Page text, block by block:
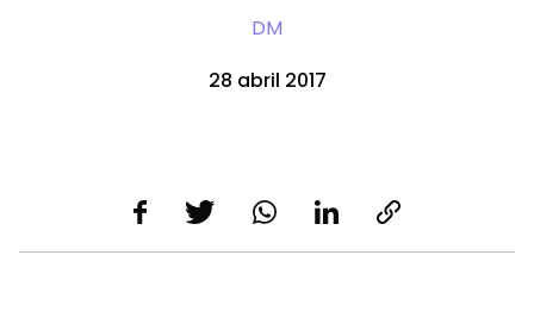
DM
28 abril 2017